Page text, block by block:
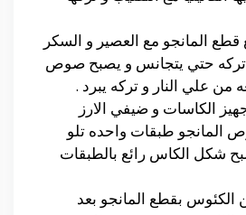
المانجو مع العصير و السكر
تركه حتي يتجانس و يصبح صوص
من علي النار و تركه يبرد .
الكاسات و ضيفي الارز
المانجو طبقات واحده تلو
شكل الكاس رائع بالطبقات
الكئوس بقطع المانجو بعد